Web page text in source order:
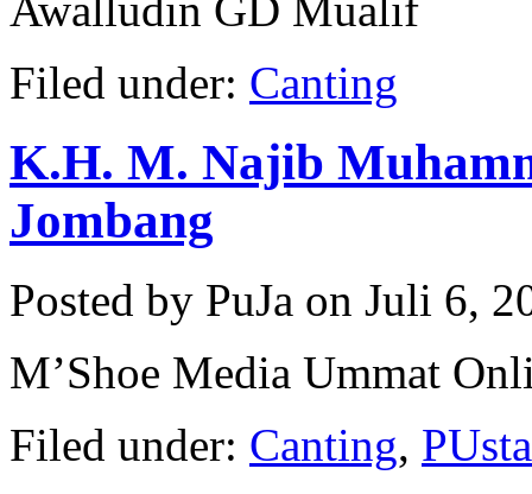
Filed under: Canting
K.H. M. Najib
Jombang
Posted by PuJa on Juli 6,
M’Shoe Media Ummat
Filed under: Canting,